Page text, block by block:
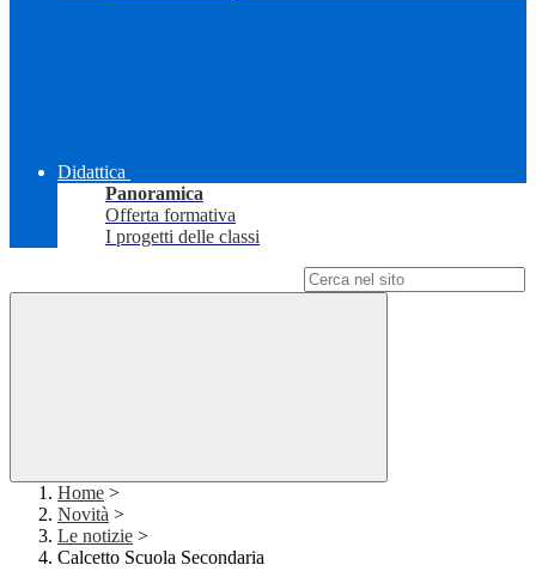
Didattica
Panoramica
Offerta formativa
I progetti delle classi
Home >
Novità >
Le notizie >
Calcetto Scuola Secondaria